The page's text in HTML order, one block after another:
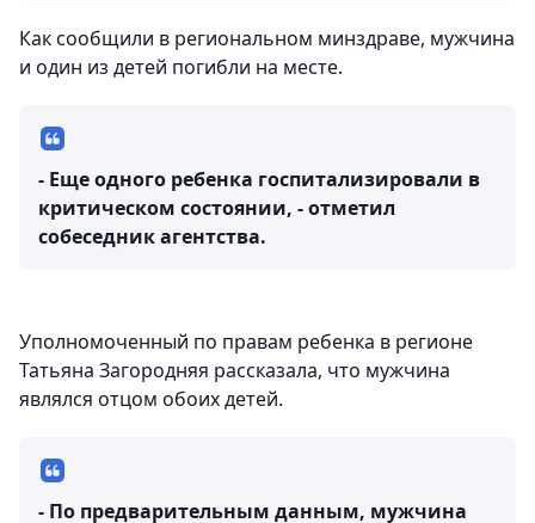
Как сообщили в региональном минздраве, мужчина
и один из детей погибли на месте.
- Еще одного ребенка госпитализировали в
критическом состоянии, - отметил
собеседник агентства.
Уполномоченный по правам ребенка в регионе
Татьяна Загородняя рассказала, что мужчина
являлся отцом обоих детей.
- По предварительным данным, мужчина